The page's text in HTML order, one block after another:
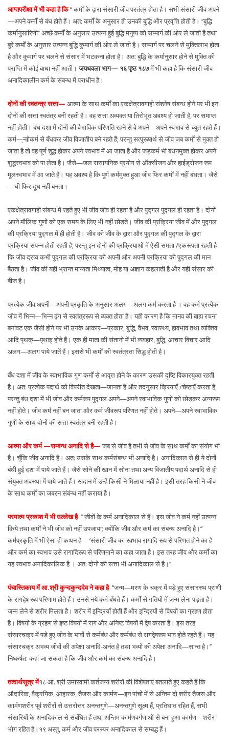
आप्तपरीक्षा में भी कहा है कि‘‘ कर्मों के द्वारा संसारी जीव परतंत्र होता है। सभी संसारी जीव अपने
—अपने कर्मों से बंध होते हैं। अत: कर्मों के अनुसार ही उनकी बुद्धि और प्रवृत्ति होती है। ‘‘बुद्धि
कर्मानुसारिणी’’ अच्छे कर्मों के अनुसार उत्पन्न हुई बुद्धि मनुष्य को सन्मार्ग की ओर ले जाती है तथा
बुरे कर्मों के अनुसार उत्पन्न बुद्धि कुमार्ग की ओर ले जाती है। सन्मार्ग पर चलने से मुक्तिलाभ होता
है और कुमार्ग पर चलने से संसार में भटकना होता है। अत: बुद्धि के कर्मानुसार होने से मुक्ति की
प्राप्ति में कोई बाधा नहीं आती। जयधवला भाग— १६ पृष्ठ १८७मेंं भी कहा है कि संसारी जीव
अनादिकालीन कर्म के संबन्ध में पराधीन है।
दोनों की स्वतन्त्र सत्ता— आत्मा के साथ कर्मों का एकक्षेत्रावगाही संश्लेष संबन्ध होने पर भी इन
दोनों की सत्ता स्वतंत्र बनी रहती है। वह सत्ता अव्यक्त या तिरोभूत अवश्य हो जाती है, पर समाप्त
नहीं होती। बंध दशा में दोनों की वैभाविक परिणति रहने से वे अपने—अपने स्वभाव से च्युत रहते हैं।
कर्म—्नाोकर्म से बँधकर जीव विजातीय बने रहते हैं; परन्तु सत्पुरूषार्थ से जीव जब कर्मों से मुक्त हो
जाता है तो वह पूर्ण शुद्ध होकर अपने स्वभाव में आ जाता है और जड़कर्म भी बंधनमुक्त होकर अपने
शुद्धस्वभाव को पा लेता है। जैसे—जल रासायनिक प्रयोग से ऑक्सीजन और हाईड्रोजन रूप
मूलस्वभाव में आ जाते हैं। यह अवश्य है कि पूर्ण कर्ममुक्त हुआ जीव फिर कर्मों में नहीं बंधता। जैसे
—घी फिर दूध नहीं बनता।
एकक्षेत्रावगाही संबन्ध में रहते हुए भी जीव जीव ही रहता है और पुद्गल पुद्गल ही रहता है। दोनों
अपने मौलिक गुणों को एक समय के लिए भी नहीं छोड़ते। जीव की प्रक्रिया जीव में और पुद्गल
की प्रक्रिया पुद्गल में ही होती है। जीव की जीव के द्वारा और पुद्गल की पुद्गल के द्वारा
प्रक्रिया संपन्न होती रहती है; परन्तु इन दोनों की प्रक्रियाओं में ऐसी समता /एकरूपता रहती है
कि जीव द्रव्य कभी पुद्गल की प्रक्रिया को अपनी और अपनी प्रक्रिया को पुद्गल की मान
बैठता है। जीव की यही भ्रान्त मान्यता मिथ्यात्व, मोह या अज्ञान कहलाती है और यही संसार की
बीज है।
प्रत्येक जीव अपनी—अपनी प्रकृति के अनुसार अलग—अलग कर्म करता है । वह कर्म प्रत्येक
जीव में भिन्न—भिन्न ढ़ंग से स्वतंत्ररूप से व्यक्त होता है। यही कारण है कि मानव की बाह्य रचना
बनावट एक जैसी होने पर भी उनके आकार—प्रकार, बुद्धि, वैभव, स्वास्थ्य, हावभाव तथा व्यक्तिव
आदि पृथक्—पृथक् होते हैं। एक ही माता की संतानों में भी व्यवहार, बुद्धि, आचार विचार आदि
अलग—अलग पाये जातें हैं। इससे भी कर्मों की स्वतंत्रता सिद्ध होती है।
बँध दशा में जीव के स्वाभाविक गुण कर्मों से आवृत्त होने के कारण उसकी दृष्टि विकारयुक्त रहती
है। अत: प्रत्येक पदार्थ को विपरीत देखता—जानता है और तदनुसार क्रियाएँ /चेष्टाएँ करता है,
परन्तु बंध दशा में भी जीव और कर्मरूप पुद्गल अपने—अपने स्वाभाविक गुणों को छोड़कर अन्यरूप
नहीं होते। जीव कर्म नहीं बन जाता और कर्म जीवरूप परिणत नहीं होते। अपने—अपने स्वाभाविक
गुणों के साथ दोनों की सत्ता स्वतंत्र बनी रहती है।
आत्मा और कर्म —सम्बन्ध अनादि से है— जब से जीव है तभी से जीव के साथ कर्मों का संयोग भी
है। चूँकि जीव अनादि है। अत: उसके साथ कर्मसंबन्ध भी अनादि है। अनादिकाल से ही ये दोनों
बंधी हुई दशा में पाये जाते हैं। जैसे सोने की खान में सोना तथा अन्य विजातीय पदार्थ अनादि से ही
संयुक्त अवस्था में पाये जाते हैं। खदान में उन्हें किसी ने मिलाया नहीं है। इसी तरह किसी ने जीव
के साथ कर्मों का जबरन संबंन्ध नहीं कराया है।
परमात्म प्रकाश में भी उल्लेख है‘‘ जीवों के कर्म अनादिकाल से हैं। इस जीव ने कर्म नहीं उत्पन्न
किये तथा कर्मों ने भी जीव को नहीं उपजाया; क्योंकि जीव और कर्म का संबन्ध अनादि है।’’
कर्मप्रकृति में भी ऐसा ही कथन है— ‘संसारी जीव का स्वभाव रागादि रूप से परिणत होने का है
और कर्म का स्वभाव उसे रागादिरूप से परिणमाने का कहा जाता है। इस तरह जीव और कर्मों का
यह स्वभाव अनादिकालिक है । अत: दोनों की सत्ता भी अनादिकाल से है।’’
पंचास्तिकाय में आ.श्री कुन्दकुन्ददेव ने कहा है‘‘जन्म—मरण के चक्र में पड़े हुए संसारस्थ प्राणी
के रागद्वेष रूप परिणाम होते हैं। उनसे नये कर्म बँधते हैं। कर्मों से गतियों में जन्म लेना पड़ता है।
जन्म लेने से शरीर मिलता है। शरीर में इन्द्रियाँ होती हैं और इन्द्रियों से विषयों का ग्रहण होता
है। विषयों के ग्रहण से इष्ट विषयों में राग और अनिष्ट विषयों में द्वेष करता है। इस तरह
संसारचक्र में पड़े हुए जीव के भावों से कर्मबंध और कर्मबंध से रागद्वेषरूप भाव होते रहते हैं। यह
संसारचक्र अभव्य जीवों की अपेक्षा अनादि-अनंत है तथा भव्यों की अपेक्षा अनादि—सान्त है।’’
निष्कर्षत: कहां जा सकता है कि जीव और कर्म का संबन्ध अनादि है।
तत्वार्थसूत्र में१८ आ. श्री उमास्वामी कर्तजन्य शरीरों की विशेषताएं बतलाते हुए कहते हैं कि
औदारिक, वैक्रयिक, आहारक, तैजस और कार्मण—इन पांचों में से अन्तिम दो शरीर तैजस और
कार्मणशरीर पूर्व शरीरों से उत्तरोत्तर अनन्तगुणे—अनन्तगुणे सूक्ष्म हैं, प्रतिघात रहित हैं, सभी
संसारियों के अनादिकाल से संबंधित हैं तथा अन्तिम कार्मणवर्गणाओं से बना हुआ कार्मण—शरीर
भोग रहित है।१९ अस्तु, कर्म और जीव परस्पर अनादिकाल से सम्बद्ध हैं।